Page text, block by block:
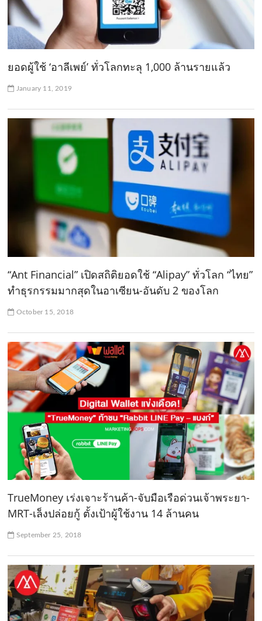
ยอดผู้ใช้ ‘อาลีเพย์’ ทั่วโลกทะลุ 1,000 ล้านรายแล้ว
January 11, 2019
“Ant Financial” เปิดสถิติยอดใช้ “Alipay” ทั่วโลก “ไทย”
ทำธุรกรรมมากสุดในอาเซียน-อันดับ 2 ของโลก
October 15, 2018
TrueMoney เร่งเจาะร้านค้า-จับมือเรือด่วนเจ้าพระยา-
MRT-เล็งปล่อยกู้ ตั้งเป้าผู้ใช้งาน 14 ล้านคน
September 25, 2018